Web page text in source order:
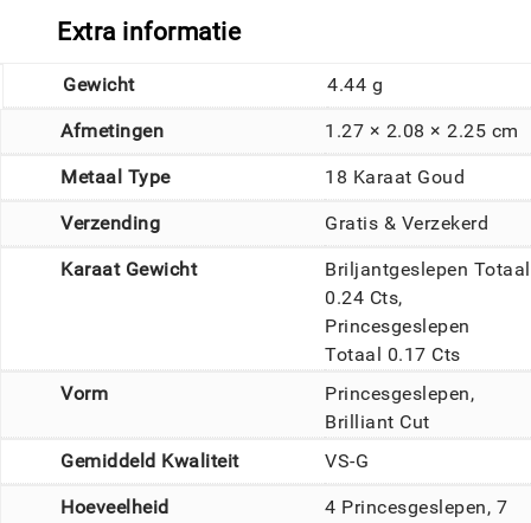
Extra informatie
Gewicht 4.44 g
Afmetingen 1.27 × 2.08 × 2.25 cm
Metaal Type 18 Karaat Goud
Verzending Gratis & Verzekerd
Karaat Gewicht
Briljantgeslepen Totaal
0.24 Cts,
Princesgeslepen
Totaal 0.17 Cts
Vorm
Princesgeslepen,
Brilliant Cut
Gemiddeld Kwaliteit
VS-G
Hoeveelheid
4 Princesgeslepen, 7